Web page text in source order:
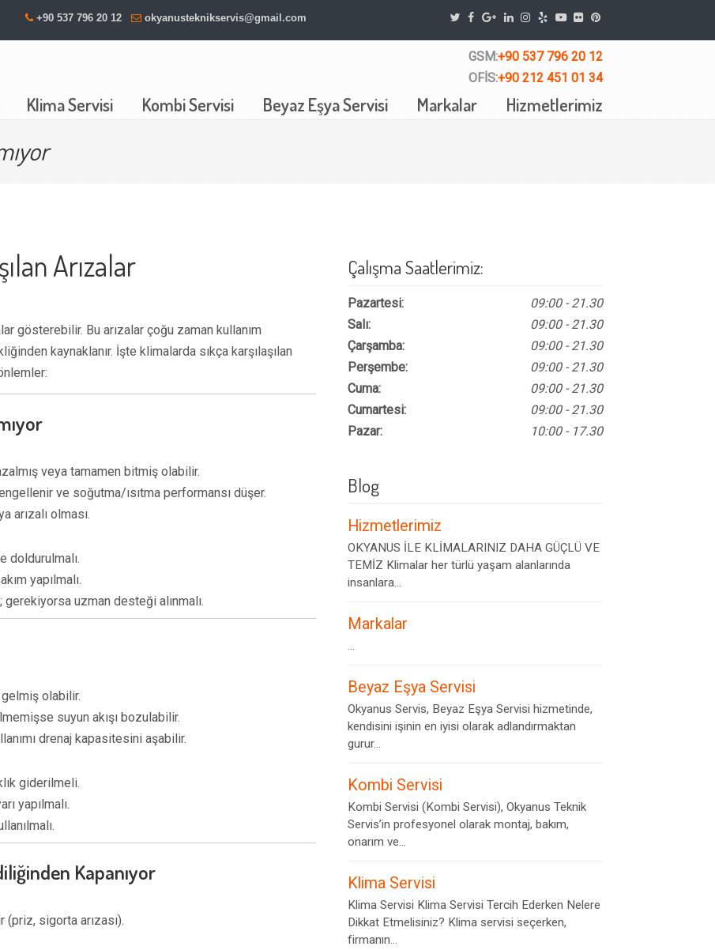
+90 537 796 20 12 okyanusteknikservis@gmail.com
GSM:+90 537 796 20 12
OFİS:+90 212 451 01 34
Klima Servisi Kombi Servisi Beyaz Eşya Servisi Markalar Hizmetlerimiz
Arızalar
gösterebilir. Bu arızalar çoğu zaman kullanım
kaynaklanır. İşte klimalarda sıkça karşılaşılan
veya tamamen bitmiş olabilir.
ve soğutma/ısıtma performansı düşer.
arızalı olması.
doldurulmalı.
yapılmalı.
uzman desteği alınmalı.
gelmiş olabilir.
suyun akışı bozulabilir.
drenaj kapasitesini aşabilir.
giderilmeli.
yapılmalı.
Kapanıyor
(priz, sigorta arızası).
Çalışma Saatlerimiz:
Pazartesi:
Salı:
Çarşamba:
Perşembe:
Cuma:
Cumartesi:
Pazar:
09:00 - 21.30
09:00 - 21.30
09:00 - 21.30
09:00 - 21.30
09:00 - 21.30
09:00 - 21.30
10:00 - 17.30
Blog
Hizmetlerimiz
OKYANUS İLE KLİMALARINIZ DAHA GÜÇLÜ VE
TEMİZ Klimalar her türlü yaşam alanlarında
insanlara...
Markalar
...
Beyaz Eşya Servisi
Okyanus Servis, Beyaz Eşya Servisi hizmetinde,
kendisini işinin en iyisi olarak adlandırmaktan
gurur...
Kombi Servisi
Kombi Servisi (Kombi Servisi), Okyanus Teknik
Servis’in profesyonel olarak montaj, bakım,
onarım ve...
Klima Servisi
Klima Servisi Klima Servisi Tercih Ederken Nelere
Dikkat Etmelisiniz? Klima servisi seçerken,
firmanın...